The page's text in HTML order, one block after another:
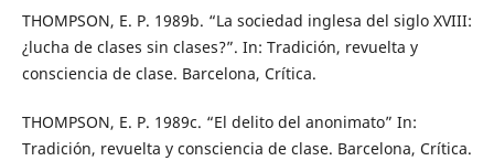
THOMPSON, E. P. 1989b. “La sociedad inglesa del siglo XVIII:
¿lucha de clases sin clases?”. In: Tradición, revuelta y
consciencia de clase. Barcelona, Crítica.
THOMPSON, E. P. 1989c. “El delito del anonimato” In:
Tradición, revuelta y consciencia de clase. Barcelona, Crítica.